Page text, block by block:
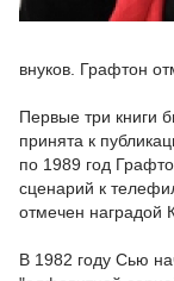
внуков. Графтон
Первые три книги
принята к
по 1989 год
сценарий к
отмечен наградой
В 1982 году Сью